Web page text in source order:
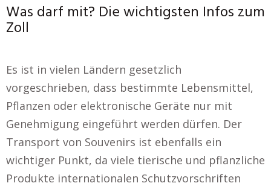
Was darf mit? Die wichtigsten Infos zum
Zoll
Es ist in vielen Ländern gesetzlich
vorgeschrieben, dass bestimmte Lebensmittel,
Pflanzen oder elektronische Geräte nur mit
Genehmigung eingeführt werden dürfen. Der
Transport von Souvenirs ist ebenfalls ein
wichtiger Punkt, da viele tierische und pflanzliche
Produkte internationalen Schutzvorschriften